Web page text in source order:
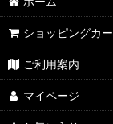
ショッピングカ
ご利用案内
マイページ